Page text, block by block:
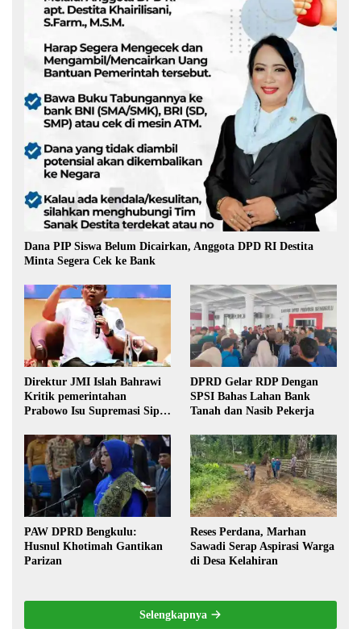
Dana PIP Siswa Belum Dicairkan, Anggota DPD RI Destita
Minta Segera Cek ke Bank
Direktur JMI Islah Bahrawi
Kritik pemerintahan
Prabowo Isu Supremasi Sipil,
Pilkada oleh DPRD
DPRD Gelar RDP Dengan
SPSI Bahas Lahan Bank
Tanah dan Nasib Pekerja
PAW DPRD Bengkulu:
Husnul Khotimah Gantikan
Parizan
Reses Perdana, Marhan
Sawadi Serap Aspirasi Warga
di Desa Kelahiran
Selengkapnya